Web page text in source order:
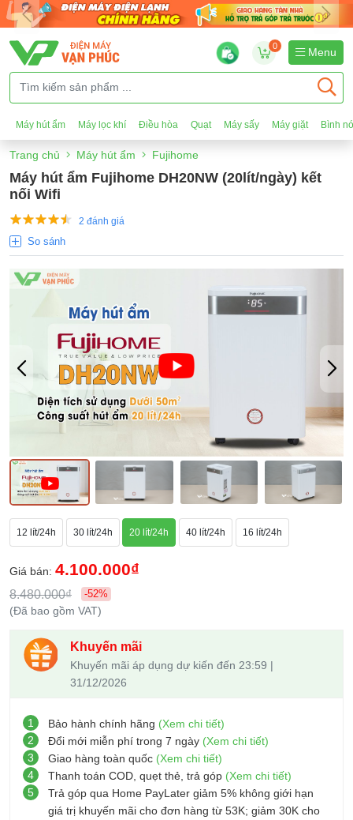
0
Menu
Máy hút ẩm Máy lọc khí Điều hòa Quạt Máy sấy Máy giặt Bình
Trang chủ Máy hút ẩm Fujihome
Máy hút ẩm Fujihome DH20NW (20lít/ngày) kết
nối Wifi
2 đánh giá
So sánh
12 lít/24h 30 lít/24h 20 lít/24h 40 lít/24h 16 lít/24h
Giá bán: 4.100.000₫
8.480.000₫ -52%
(Đã bao gồm VAT)
Khuyến mãi
Khuyến mãi áp dụng dự kiến đến 23:59 |
31/12/2026
1 Bảo hành chính hãng (Xem chi tiết)
2
Đổi mới miễn phí trong 7 ngày (Xem chi tiết)
3
Giao hàng toàn quốc (Xem chi tiết)
4
Thanh toán COD, quẹt thẻ, trả góp (Xem chi tiết)
5
Trả góp qua Home PayLater giảm 5% không giới hạn
giá trị khuyến mãi cho đơn hàng từ 53K; giảm 30K cho